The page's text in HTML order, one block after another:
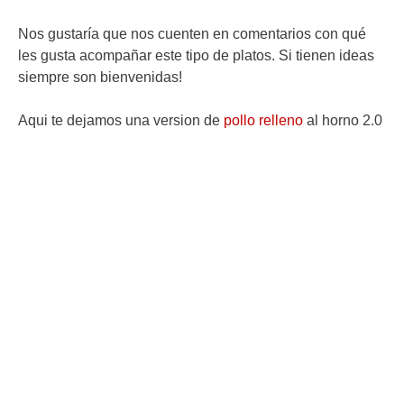
Nos gustaría que nos cuenten en comentarios con qué
les gusta acompañar este tipo de platos. Si tienen ideas
siempre son bienvenidas!
Aqui te dejamos una version de pollo relleno al horno 2.0